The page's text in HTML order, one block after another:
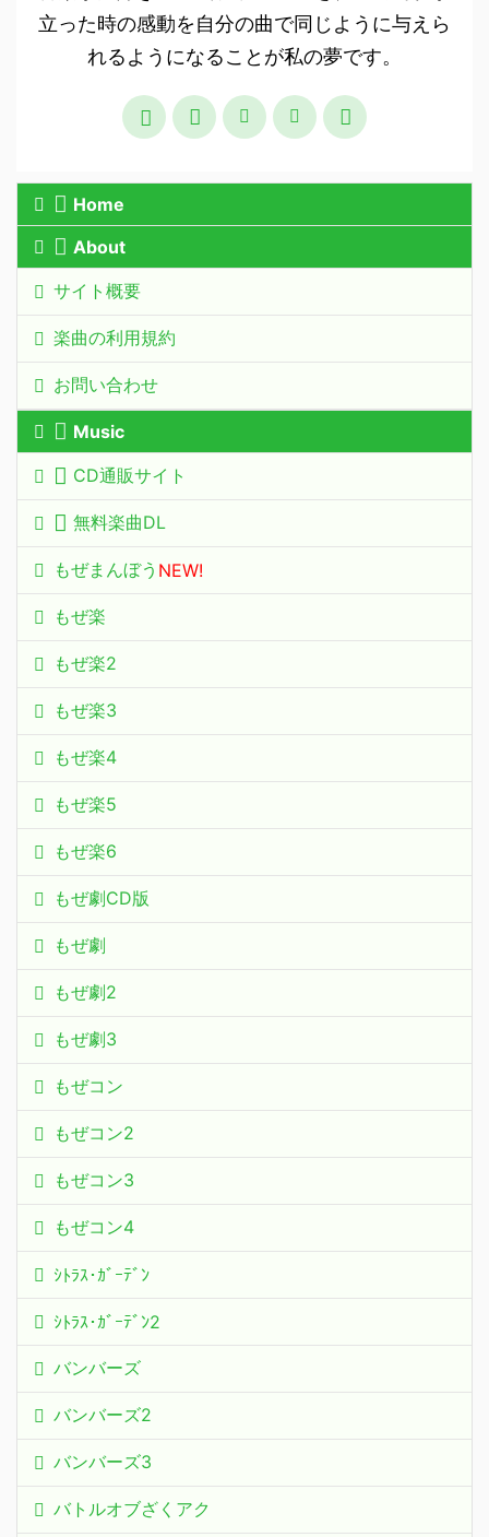
立った時の感動を自分の曲で同じように与えら
れるようになることが私の夢です。
Home
About
サイト概要
楽曲の利用規約
お問い合わせ
Music
CD通販サイト
無料楽曲DL
もぜまんぼう NEW!
もぜ楽
もぜ楽2
もぜ楽3
もぜ楽4
もぜ楽5
もぜ楽6
もぜ劇CD版
もぜ劇
もぜ劇2
もぜ劇3
もぜコン
もぜコン2
もぜコン3
もぜコン4
ｼﾄﾗｽ･ｶﾞｰﾃﾞﾝ
ｼﾄﾗｽ･ｶﾞｰﾃﾞﾝ2
バンバーズ
バンバーズ2
バンバーズ3
バトルオブざくアク